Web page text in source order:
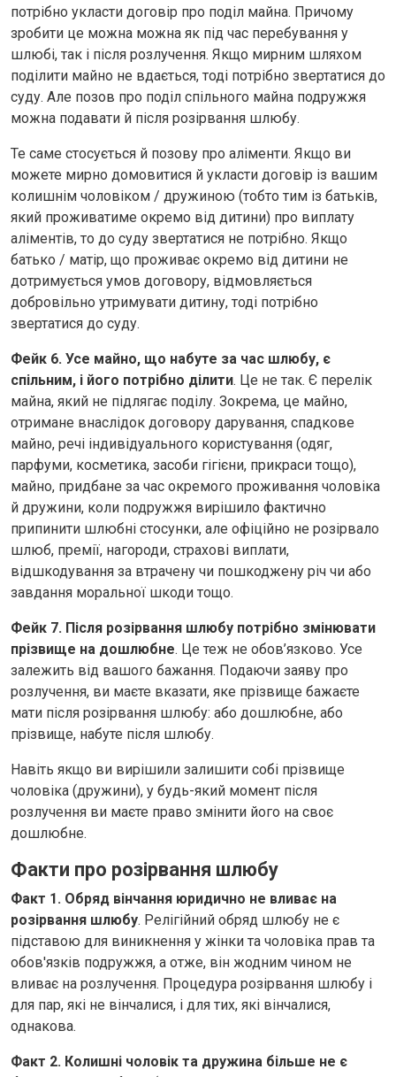
потрібно укласти договір про поділ майна. Причому
зробити це можна можна як під час перебування у
шлюбі, так і після розлучення. Якщо мирним шляхом
поділити майно не вдається, тоді потрібно звертатися до
суду. Але позов про поділ спільного майна подружжя
можна подавати й після розірвання шлюбу.
Те саме стосується й позову про аліменти. Якщо ви
можете мирно домовитися й укласти договір із вашим
колишнім чоловіком / дружиною (тобто тим із батьків,
який проживатиме окремо від дитини) про виплату
аліментів, то до суду звертатися не потрібно. Якщо
батько / матір, що проживає окремо від дитини не
дотримується умов договору, відмовляється
добровільно утримувати дитину, тоді потрібно
звертатися до суду.
Фейк 6. Усе майно, що набуте за час шлюбу, є
спільним, і його потрібно ділити. Це не так. Є перелік
майна, який не підлягає поділу. Зокрема, це майно,
отримане внаслідок договору дарування, спадкове
майно, речі індивідуального користування (одяг,
парфуми, косметика, засоби гігієни, прикраси тощо),
майно, придбане за час окремого проживання чоловіка
й дружини, коли подружжя вирішило фактично
припинити шлюбні стосунки, але офіційно не розірвало
шлюб, премії, нагороди, страхові виплати,
відшкодування за втрачену чи пошкоджену річ чи або
завдання моральної шкоди тощо.
Фейк 7. Після розірвання шлюбу потрібно змінювати
прізвище на дошлюбне. Це теж не обов’язково. Усе
залежить від вашого бажання. Подаючи заяву про
розлучення, ви маєте вказати, яке прізвище бажаєте
мати після розірвання шлюбу: або дошлюбне, або
прізвище, набуте після шлюбу.
Навіть якщо ви вирішили залишити собі прізвище
чоловіка (дружини), у будь-який момент після
розлучення ви маєте право змінити його на своє
дошлюбне.
Факти про розірвання шлюбу
Факт 1. Обряд вінчання юридично не вливає на
розірвання шлюбу. Релігійний обряд шлюбу не є
підставою для виникнення у жінки та чоловіка прав та
обов'язків подружжя, а отже, він жодним чином не
вливає на розлучення. Процедура розірвання шлюбу і
для пар, які не вінчалися, і для тих, які вінчалися,
однакова.
Факт 2. Колишні чоловік та дружина більше не є